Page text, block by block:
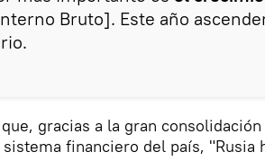
Bruto]. Este año
gracias a la gran
financiero del país, "Rusia